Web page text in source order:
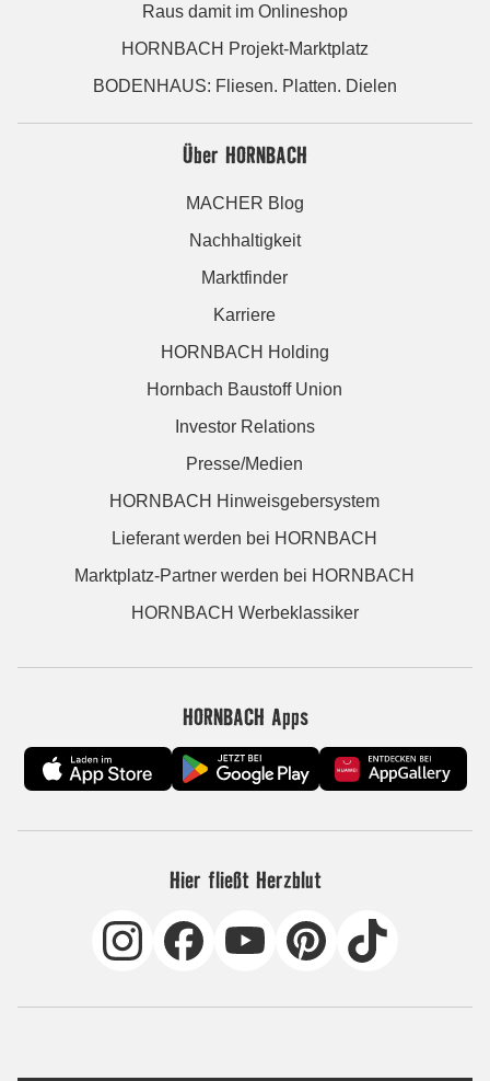
Raus damit im Onlineshop
HORNBACH Projekt-Marktplatz
BODENHAUS: Fliesen. Platten. Dielen
Über HORNBACH
MACHER Blog
Nachhaltigkeit
Marktfinder
Karriere
HORNBACH Holding
Hornbach Baustoff Union
Investor Relations
Presse/Medien
HORNBACH Hinweisgebersystem
Lieferant werden bei HORNBACH
Marktplatz-Partner werden bei HORNBACH
HORNBACH Werbeklassiker
HORNBACH Apps
Hier fließt Herzblut